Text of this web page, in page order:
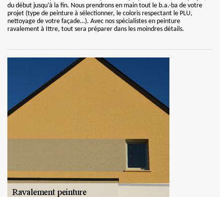
du début jusqu’à la fin. Nous prendrons en main tout le b.a.-ba de votre
projet (type de peinture à sélectionner, le coloris respectant le PLU,
nettoyage de votre façade…). Avec nos spécialistes en peinture
ravalement à Ittre, tout sera préparer dans les moindres détails.